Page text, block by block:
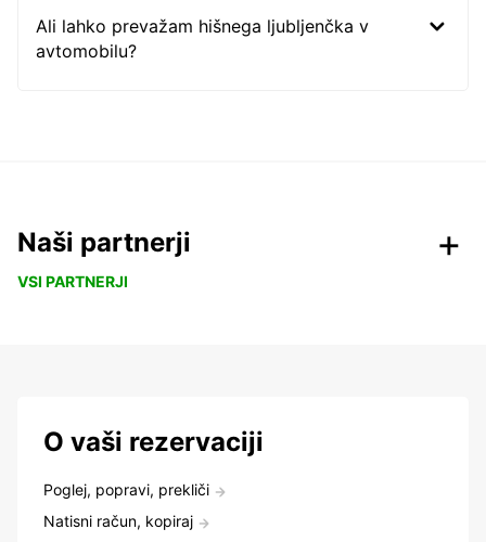
Ali lahko prevažam hišnega ljubljenčka v
avtomobilu?
Naši partnerji
VSI PARTNERJI
O vaši rezervaciji
Poglej, popravi, prekliči
Natisni račun, kopiraj